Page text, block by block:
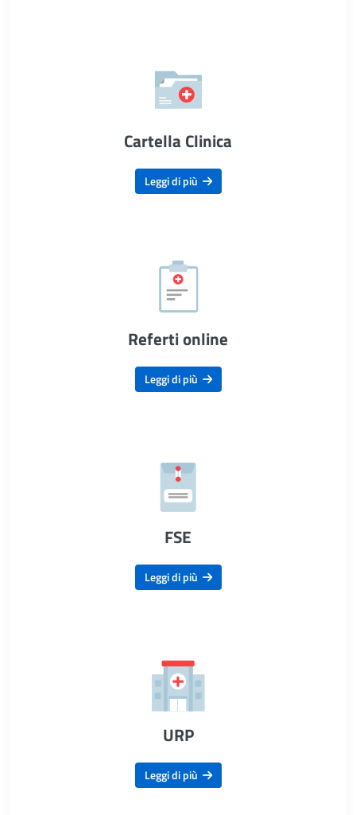
Cartella Clinica
Leggi di più
Referti online
Leggi di più
FSE
Leggi di più
URP
Leggi di più